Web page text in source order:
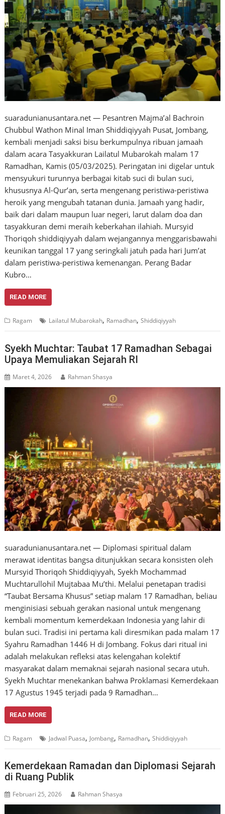
suaradunianusantara.net — Pesantren Majma’al Bachroin
Chubbul Wathon Minal Iman Shiddiqiyyah Pusat, Jombang,
kembali menjadi saksi bisu berkumpulnya ribuan jamaah
dalam acara Tasyakkuran Lailatul Mubarokah malam 17
Ramadhan, Kamis (05/03/2025). Peringatan ini digelar untuk
mensyukuri turunnya berbagai kitab suci di bulan suci,
khususnya Al-Qur’an, serta mengenang peristiwa-peristiwa
heroik yang mengubah tatanan dunia. Jamaah yang hadir,
baik dari dalam maupun luar negeri, larut dalam doa dan
tasyakkuran demi meraih keberkahan ilahiah. Mursyid
Thoriqoh shiddiqiyyah dalam wejangannya menggarisbawahi
keunikan tanggal 17 yang seringkali jatuh pada hari Jum’at
dalam peristiwa-peristiwa kemenangan. Perang Badar
Kubro…
READ MORE
Ragam Lailatul Mubarokah, Ramadhan,Shiddiqiyyah
Syekh Muchtar: Taubat 17 Ramadhan Sebagai
Upaya Memuliakan Sejarah RI
Maret 4, 2026 Rahman Shasya
suaradunianusantara.net — Diplomasi spiritual dalam
merawat identitas bangsa ditunjukkan secara konsisten oleh
Mursyid Thoriqoh Shiddiqiyyah, Syekh Mochammad
Muchtarullohil Mujtabaa Mu’thi. Melalui penetapan tradisi
“Taubat Bersama Khusus” setiap malam 17 Ramadhan, beliau
menginisiasi sebuah gerakan nasional untuk mengenang
kembali momentum kemerdekaan Indonesia yang lahir di
bulan suci. Tradisi ini pertama kali diresmikan pada malam 17
Syahru Ramadhan 1446 H di Jombang. Fokus dari ritual ini
adalah melakukan refleksi atas kelengahan kolektif
masyarakat dalam memaknai sejarah nasional secara utuh.
Syekh Muchtar menekankan bahwa Proklamasi Kemerdekaan
17 Agustus 1945 terjadi pada 9 Ramadhan…
READ MORE
Ragam Jadwal Puasa, Jombang, Ramadhan,Shiddiqiyyah
Kemerdekaan Ramadan dan Diplomasi Sejarah
di Ruang Publik
Februari 25, 2026 Rahman Shasya